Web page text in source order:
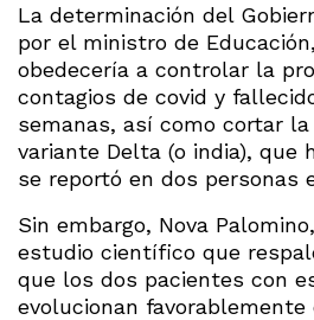
La determinación del
por el ministro de
obedecería a controlar la
contagios de covid y
semanas, así como cortar
variante Delta (o india), que
se reportó en dos personas
Sin embargo, Nova
estudio científico que
que los dos pacientes con
evolucionan